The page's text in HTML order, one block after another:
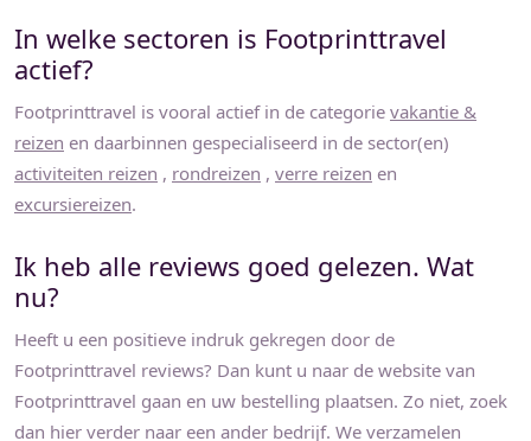
In welke sectoren is Footprinttravel
actief?
Footprinttravel is vooral actief in de categorie vakantie &
reizen en daarbinnen gespecialiseerd in de sector(en)
activiteiten reizen , rondreizen , verre reizen en
excursiereizen.
Ik heb alle reviews goed gelezen. Wat
nu?
Heeft u een positieve indruk gekregen door de
Footprinttravel reviews? Dan kunt u naar de website van
Footprinttravel gaan en uw bestelling plaatsen. Zo niet, zoek
dan hier verder naar een ander bedrijf. We verzamelen